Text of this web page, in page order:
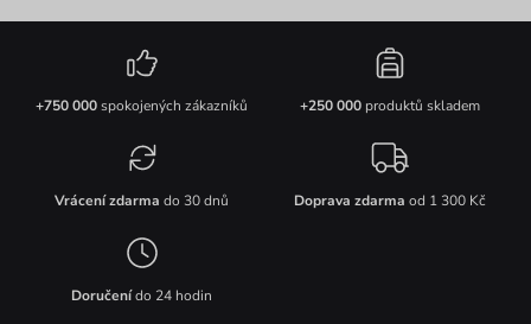
+750 000spokojených zákazníků +250 000produktů skladem
Vrácení zdarma do 30 dnů Doprava zdarma od 1 300 Kč
Doručenído 24 hodin